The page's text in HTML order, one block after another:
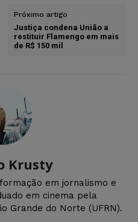
Próximo artigo
Justiça condena União a
restituir Flamengo em mais
de R$ 150 mil
Krusty
em jornalismo e
em cinema pela
Grande do Norte (UFRN).